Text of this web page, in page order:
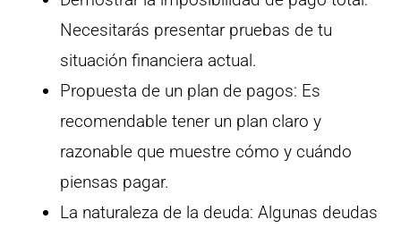
Necesitarás presentar pruebas de tu
situación financiera actual.
Propuesta de un plan de pagos: Es
recomendable tener un plan claro y
razonable que muestre cómo y cuándo
piensas pagar.
La naturaleza de la deuda: Algunas deudas